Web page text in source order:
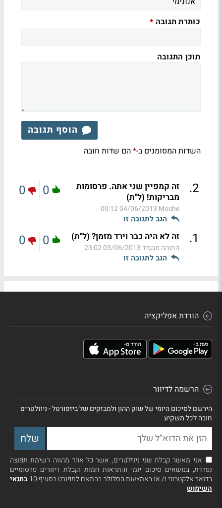
כותרת תגובה *
תוכן התגובה
הוסף תגובה
השדות המסומנים ב-*הם שדות חובה
2
.
זה קמפיין שני אתה. פרסומות
מבריקות! (ל"ת)
Moshe
04/06/2013 00:12
הגב לתגובה זו
0
0
1
. זה לא היה כבר וירד מזמן? (ל"ת)
התוהה מבגדד03/06/2013 23:02
הגב לתגובה זו
0
0
הורדת אפליקציה
הרשמה לדיוור
הירשם לסיכום היומי של שוק ההון ולמבזקים של ביזפורטל - ניוזלטרים
חובה לכל משקיע
אני מאשר קבלת שני ניוזלטרים, אשר כל אחד מהווה רשימת תפוצה
נפרדת, בנושאים סיכום יומי והתראות חמות וקבלת דיוורים פרסומיים
בדואר אלקטרוני ו/ או באמצעות הסלולר בהתאם למפורט בסעיף 10
בתנאי
השימוש